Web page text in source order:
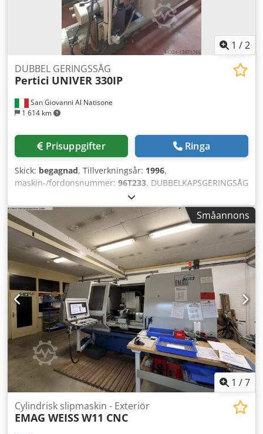
1 /2
San Giovanni Al Natisone
1 614 km
DUBBEL GERINGSSÅG
Pertici UNIVER 330IP
Prisuppgifter Ringa
Skick: begagnad, Tillverkningsår: 1996,
maskin-/fordonsnummer: 96T233, DUBBELKAPSGERINGSÅG
PERTICI MOD. UNIVER 330IP - BEGAGNAD - CE-NORM
Chedsqmpl Aopfx Am Uja - Kaplängd: 3300 mm - Klingans
lutningsvinkel: 45° - Antal klingmotorer: 2 x 1,1 kW -
Klingdiameter: 330 mm - Spänning: 380 V / 50 Hz -
Serienummer: 96T233 - Tillverkningsår: 1996
Småannons
1 /7
Cylindrisk slipmaskin - Exteriör
EMAG WEISSW11 CNC